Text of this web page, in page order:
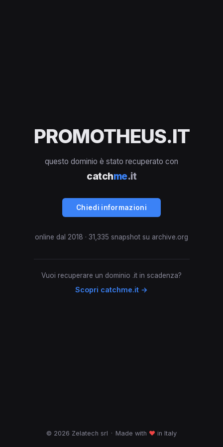
PROMOTHEUS.IT
questo dominio è stato recuperato con
catchme.it
Chiedi informazioni
online dal 2018 · 31,335 snapshot su archive.org
Vuoi recuperare un dominio .it in scadenza?
Scopri catchme.it →
© 2026 Zelatech srl · Made with ♥ in Italy